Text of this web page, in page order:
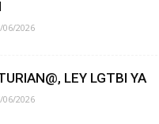
06/2026
LEY LGTBI YA
06/2026